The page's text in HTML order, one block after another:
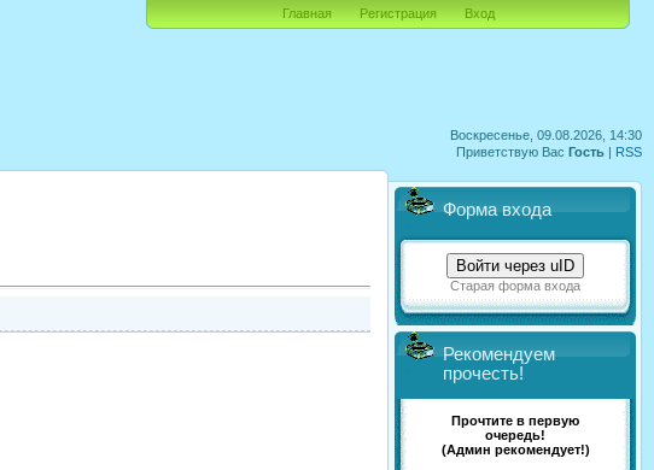
Воскресенье, 09.08.2026, 14:30
Приветствую Вас Гость | RSS
Главная Регистрация Вход
Форма входа
Войти через uID
Старая форма входа
Рекомендуем
прочесть!
Прочтите в первую
очередь!
(Админ рекомендует!)